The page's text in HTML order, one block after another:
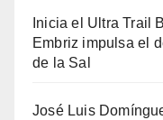
Inicia el Ultra Trail
Embriz impulsa el
de la Sal
José Luis